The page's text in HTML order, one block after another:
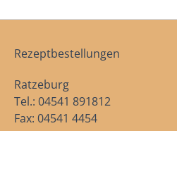
Rezeptbestellungen
Ratzeburg
Tel.: 04541 891812
Fax: 04541 4454